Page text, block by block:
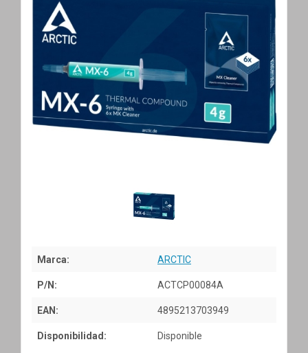
Marca: ARCTIC
P/N: ACTCP00084A
EAN: 4895213703949
Disponibilidad: Disponible